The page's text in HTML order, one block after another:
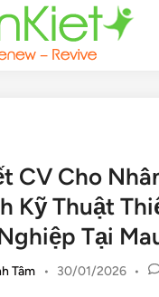
CV Cho
Kỹ Thuật
Tại
Tâm • 30/01/2026 •